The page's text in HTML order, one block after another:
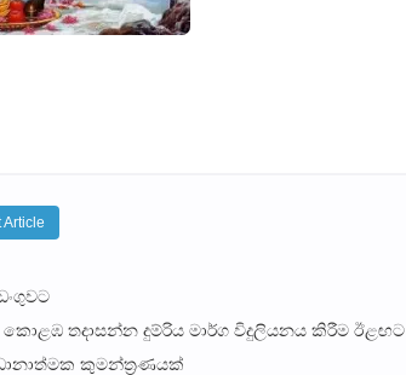
Article
කොළඹ තදාසන්න දුම්රිය මාර්ග විදුලියනය කිරීම ඊළඟ​ට
කුමන්ත්‍රණයක්